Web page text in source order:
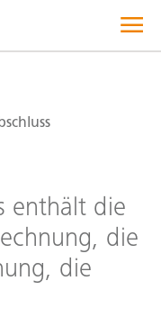
enthält die
die
die